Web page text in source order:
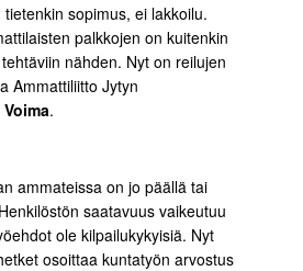
sopimus, ei lakkoilu.
palkkojen on kuitenkin
nähden. Nyt on reilujen
Ammattiliitto Jytyn
.
ammateissa on jo päällä tai
saatavuus vaikeutuu
ole kilpailukykyisiä. Nyt
osoittaa kuntatyön arvostus